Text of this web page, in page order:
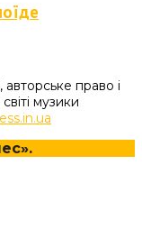
право і
музики